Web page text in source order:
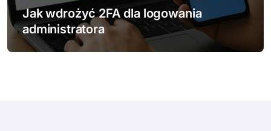
Jak wdrożyć 2FA dla logowania
administratora